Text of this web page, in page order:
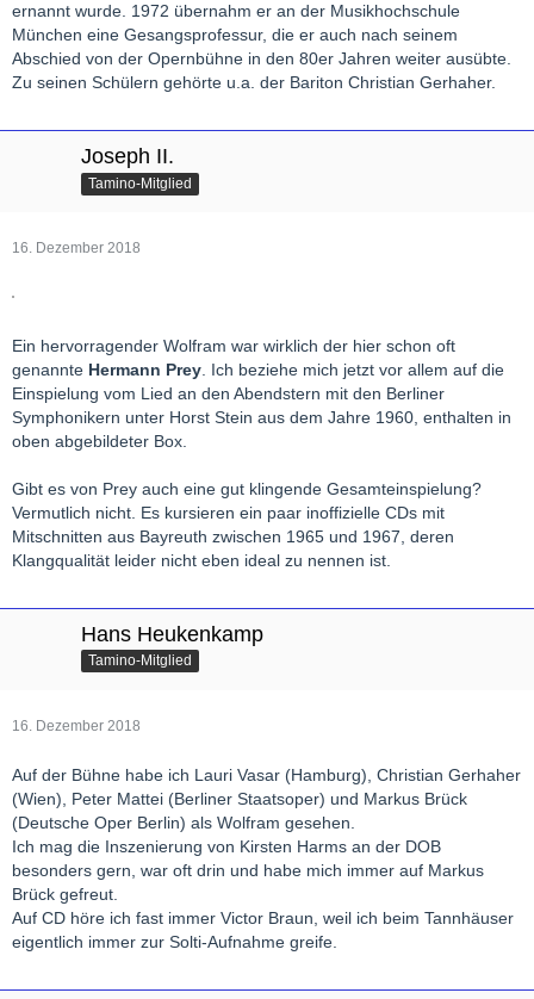
ernannt wurde. 1972 übernahm er an der Musikhochschule
München eine Gesangsprofessur, die er auch nach seinem
Abschied von der Opernbühne in den 80er Jahren weiter ausübte.
Zu seinen Schülern gehörte u.a. der Bariton Christian Gerhaher.
Joseph II.
Tamino-Mitglied
16. Dezember 2018
Ein hervorragender Wolfram war wirklich der hier schon oft
genannte Hermann Prey . Ich beziehe mich jetzt vor allem auf die
Einspielung vom Lied an den Abendstern mit den Berliner
Symphonikern unter Horst Stein aus dem Jahre 1960, enthalten in
oben abgebildeter Box.
Gibt es von Prey auch eine gut klingende Gesamteinspielung?
Vermutlich nicht. Es kursieren ein paar inoffizielle CDs mit
Mitschnitten aus Bayreuth zwischen 1965 und 1967, deren
Klangqualität leider nicht eben ideal zu nennen ist.
Hans Heukenkamp
Tamino-Mitglied
16. Dezember 2018
Auf der Bühne habe ich Lauri Vasar (Hamburg), Christian Gerhaher
(Wien), Peter Mattei (Berliner Staatsoper) und Markus Brück
(Deutsche Oper Berlin) als Wolfram gesehen.
Ich mag die Inszenierung von Kirsten Harms an der DOB
besonders gern, war oft drin und habe mich immer auf Markus
Brück gefreut.
Auf CD höre ich fast immer Victor Braun, weil ich beim Tannhäuser
eigentlich immer zur Solti-Aufnahme greife.